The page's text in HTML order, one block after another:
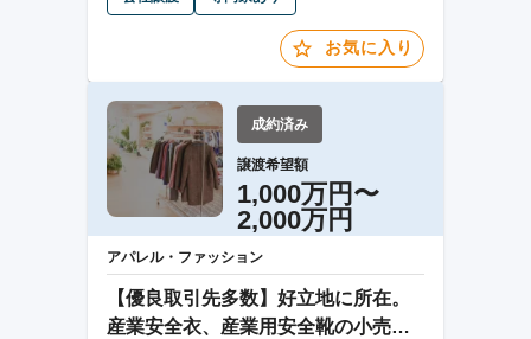
お気に入り
成約済み
譲渡希望額
1,000万円〜
2,000万円
アパレル・ファッション
【優良取引先多数】好立地に所在。
産業安全衣、産業用安全靴の小売